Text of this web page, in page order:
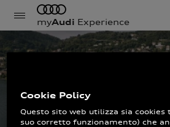
myAudi Experience
Cookie Policy
Questo sito web utilizza sia cookies
suo corretto funzionamento) che